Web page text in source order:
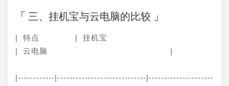
三、挂机宝与云电脑的比较
| 特点       | 挂机宝
| 云电脑                        |
|------------|-----------------------------|---------------------